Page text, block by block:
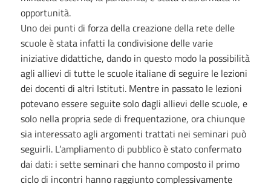
opportunità.
Uno dei punti di forza della creazione della rete delle
scuole è stata infatti la condivisione delle varie
iniziative didattiche, dando in questo modo la possibilità
agli allievi di tutte le scuole italiane di seguire le lezioni
dei docenti di altri Istituti. Mentre in passato le lezioni
potevano essere seguite solo dagli allievi delle scuole, e
solo nella propria sede di frequentazione, ora chiunque
sia interessato agli argomenti trattati nei seminari può
seguirli. L’ampliamento di pubblico è stato confermato
dai dati: i sette seminari che hanno composto il primo
ciclo di incontri hanno raggiunto complessivamente